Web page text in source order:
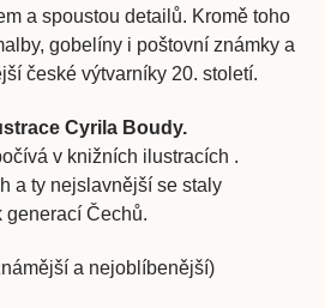
a spoustou detailů. Kromě toho
gobelíny i poštovní známky a
české výtvarníky 20. století.
Cyrila Boudy.
v knižních ilustracích .
a ty nejslavnější se staly
generací Čechů.
a nejoblíbenější)